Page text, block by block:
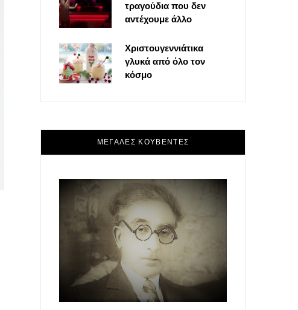
τραγούδια που δεν
αντέχουμε άλλο
Χριστουγεννιάτικα
γλυκά από όλο τον
κόσμο
ΜΕΓΑΛΕΣ ΚΟΥΒΕΝΤΕΣ